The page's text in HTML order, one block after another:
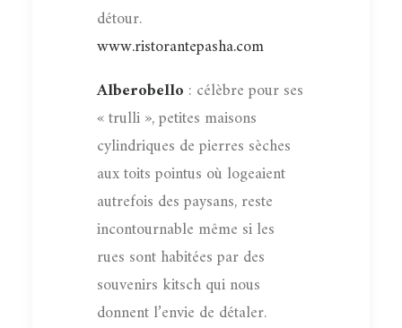
détour.
www.ristorantepasha.com
Alberobello : célèbre pour ses
« trulli », petites maisons
cylindriques de pierres sèches
aux toits pointus où logeaient
autrefois des paysans, reste
incontournable même si les
rues sont habitées par des
souvenirs kitsch qui nous
donnent l’envie de détaler.